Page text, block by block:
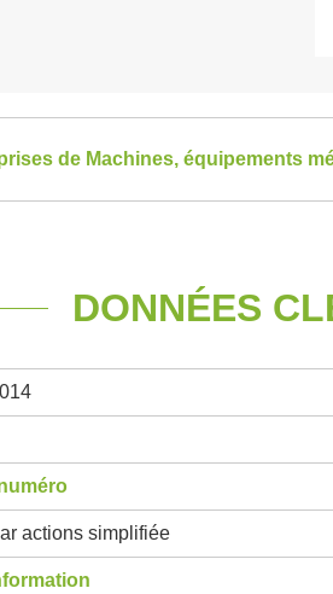
de Machines, équipements
DONNÉES
actions simplifiée